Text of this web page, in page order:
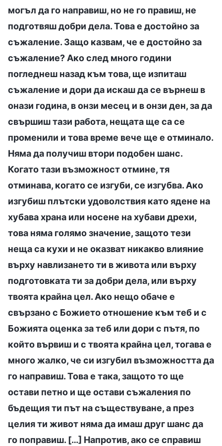
могъл да го направиш, но не го правиш, не
подготвяш добри дела. Това е достойно за
съжаление. Защо казвам, че е достойно за
съжаление? Ако след много години
погледнеш назад към това, ще изпиташ
съжаление и дори да искаш да се върнеш в
онази година, в онзи месец и в онзи ден, за да
свършиш тази работа, нещата ще са се
променили и това време вече ще е отминало.
Няма да получиш втори подобен шанс.
Когато тази възможност отмине, тя
отминава, когато се изгуби, се изгубва. Ако
изгубиш плътски удоволствия като ядене на
хубава храна или носене на хубави дрехи,
това няма голямо значение, защото тези
неща са кухи и не оказват никакво влияние
върху навлизането ти в живота или върху
подготовката ти за добри дела, или върху
твоята крайна цел. Ако нещо обаче е
свързано с Божието отношение към теб и с
Божията оценка за теб или дори с пътя, по
който вървиш и с твоята крайна цел, тогава е
много жалко, че си изгубил възможността да
го направиш. Това е така, защото то ще
остави петно и ще остави съжаления по
бъдещия ти път на съществуване, а през
целия ти живот няма да имаш друг шанс да
го поправиш. […] Напротив, ако се справиш